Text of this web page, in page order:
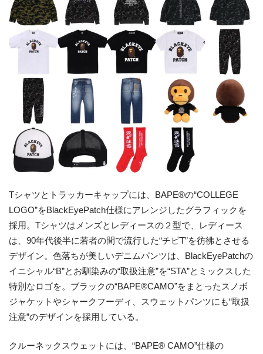
Tシャツとトラッカーキャップには、BAPE®の“COLLEGE
LOGO”をBlackEyePatch仕様にアレンジしたグラフィックを
採用。Tシャツはメンズとレディースの２型で、 レディース
は、 90年代後半に若者の間で流行した“チビT”を彷彿とさせる
デザイン。 色落ちが美しいデニムパンツは、 BlackEyePatchの
イニシャル“B”とお馴染みの“取扱注意”を“STA”とミックスした
特別 なロゴを。 ブラックの“BAPE®CAMO”をまとったスノボ
ジャケットやシャークフーディ、スウェットパンツにも“取扱
注意”のデザインを採用している。
クルーネックスウェットには、 “BAPE® CAMO”仕様の